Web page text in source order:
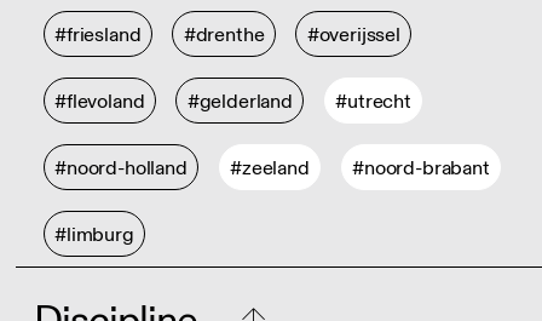
#friesland #drenthe #overijssel
#flevoland #gelderland #utrecht
#noord-holland #zeeland #noord-brabant
#limburg